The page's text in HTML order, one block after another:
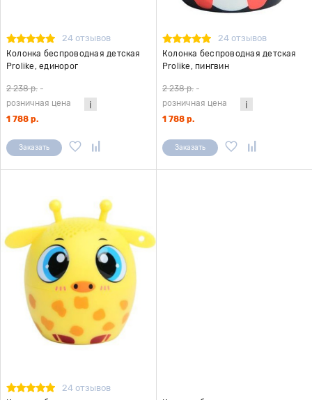
24 отзывов
Колонка беспроводная детская
Prolike, единорог
2 238 р. -
розничная цена
1 788 р.
Заказать
24 отзывов
Колонка беспроводная детская
Prolike, пингвин
2 238 р. -
розничная цена
1 788 р.
Заказать
24 отзывов